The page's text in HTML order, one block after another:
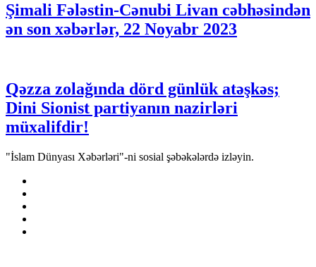
Şimali Fələstin-Cənubi Livan cəbhəsindən
ən son xəbərlər, 22 Noyabr 2023
Qəzza zolağında dörd günlük atəşkəs;
Dini Sionist partiyanın nazirləri
müxalifdir!
"İslam Dünyası Xəbərləri"-ni sosial şəbəkələrdə izləyin.